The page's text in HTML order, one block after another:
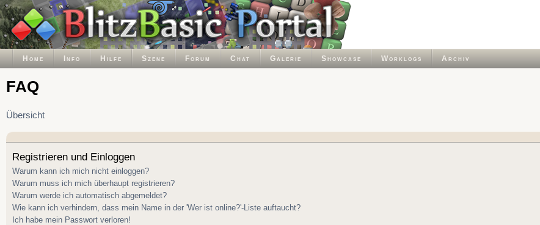
Home Info Hilfe Szene Forum Chat Galerie Showcase Worklogs Archiv
FAQ
Übersicht
Registrieren und Einloggen
Warum kann ich mich nicht einloggen?
Warum muss ich mich überhaupt registrieren?
Warum werde ich automatisch abgemeldet?
Wie kann ich verhindern, dass mein Name in der 'Wer ist online?'-Liste auftaucht?
Ich habe mein Passwort verloren!